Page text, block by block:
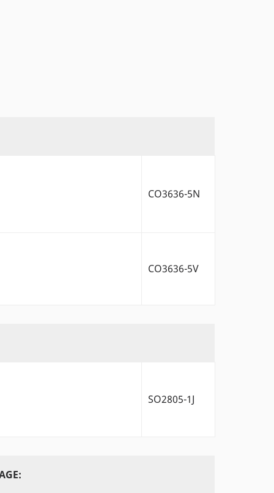
CO3636-5N
CO3636-5V
SO2805-1J